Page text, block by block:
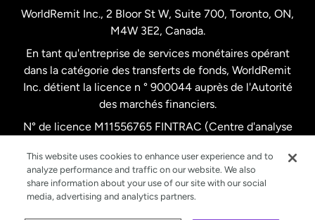
États-Unis Español
France
Malaisie
WorldRemit Inc., 2 Bloor St W, Suite 700, Toronto, ON,
M4W 3E2, Canada.
En tant qu'entreprise de services monétaires opérant
dans la catégorie des transferts de fonds, WorldRemit
Inc. détient la licence n ° 900044 auprès de l'Autorité
des marchés financiers.
N° de licence M11556765 FINTRAC (Centre d'analyse
This website uses cookies to enhance user experience and to
analyze performance and traffic on our website. We also
share information about your use of our site with our social
media, advertising and analytics partners.